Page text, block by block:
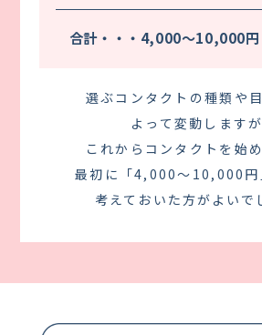
合計・・・4,000～10,000円
選ぶコンタクトの種類や
よって変動しますが
これからコンタクトを始め
最初に「4,000～10,000円
考えておいた方がよいで